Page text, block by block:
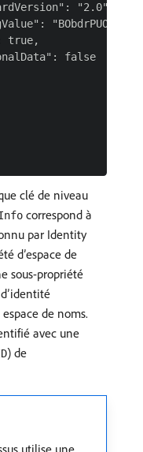
"2.0",
true,
false
clé de niveau
correspond à
par Identity
d’espace de
sous-propriété
de noms.
avec une
) de
utilise une